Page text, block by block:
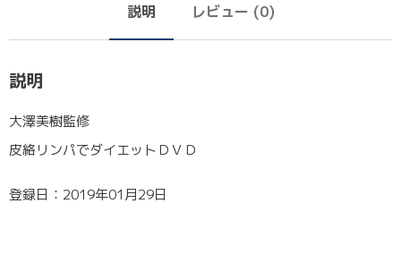
説明 レビュー (0)
説明
大澤美樹監修
皮絡リンパでダイエットＤＶＤ
登録日：2019年01月29日